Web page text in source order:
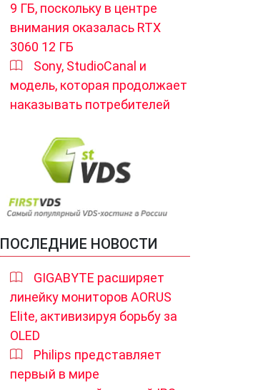
9 ГБ, поскольку в центре
внимания оказалась RTX
3060 12 ГБ
Sony, StudioCanal и
модель, которая продолжает
наказывать потребителей
ПОСЛЕДНИЕ НОВОСТИ
GIGABYTE расширяет
линейку мониторов AORUS
Elite, активизируя борьбу за
OLED
Philips представляет
первый в мире